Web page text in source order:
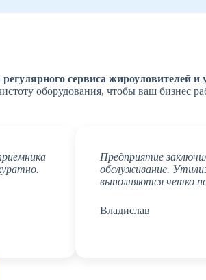
сервиса жироуловителей
оборудования, чтобы ваш бизнес
Предприятие
обслуживание.
выполняются четко
Владислав